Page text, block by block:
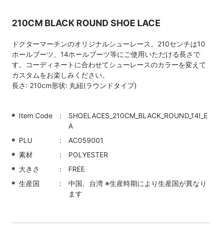
210CM BLACK ROUND SHOE LACE
ドクターマーチンのオリジナルシューレース。210センチは10
ホールブーツ、14ホールブーツ等にご使用いただける長さで
す。コーディネートに合わせてシューレースのカラーを変えて
カスタムをお楽しみください。
長さ: 210cm形状: 丸紐(ラウンドタイプ)
Item Code
SHOELACES_210CM_BLACK_ROUND_14I_E
A
PLU
AC059001
素材
POLYESTER
大きさ
FREE
生産国
中国、台湾 ※生産時期により生産国が異なり
ます